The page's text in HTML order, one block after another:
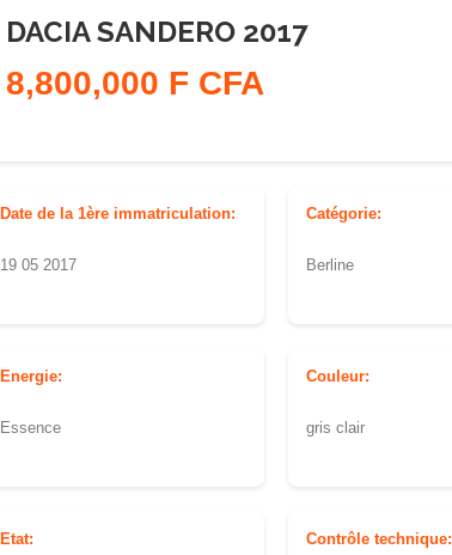
DACIA SANDERO 2017
8,800,000 F CFA
Date de la 1ère immatriculation:
19 05 2017
Catégorie:
Berline
Energie:
Essence
Couleur:
gris clair
Etat: Contrôle technique: